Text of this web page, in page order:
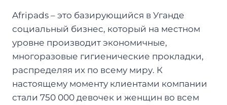
Afripads – это базирующийся в Уганде
социальный бизнес, который на местном
уровне производит экономичные,
многоразовые гигиенические прокладки,
распределяя их по всему миру. К
настоящему моменту клиентами компании
стали 750 000 девочек и женщин во всем